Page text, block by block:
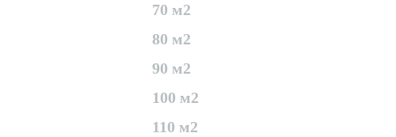
70 м2
80 м2
90 м2
100 м2
110 м2